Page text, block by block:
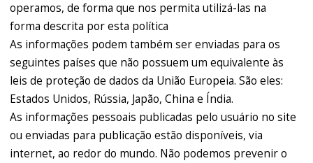
operamos, de forma que nos permita utilizá-las na
forma descrita por esta política
As informações podem também ser enviadas para os
seguintes países que não possuem um equivalente às
leis de proteção de dados da União Europeia. São eles:
Estados Unidos, Rússia, Japão, China e Índia.
As informações pessoais publicadas pelo usuário no site
ou enviadas para publicação estão disponíveis, via
internet, ao redor do mundo. Não podemos prevenir o